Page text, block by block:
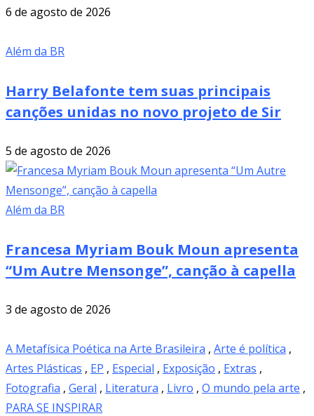
6 de agosto de 2026
Além da BR
Harry Belafonte tem suas principais
canções unidas no novo projeto de Sir
5 de agosto de 2026
Além da BR
Francesa Myriam Bouk Moun apresenta
“Um Autre Mensonge”, canção à capella
3 de agosto de 2026
A Metafísica Poética na Arte Brasileira , Arte é política ,
Artes Plásticas , EP , Especial , Exposição , Extras ,
Fotografia , Geral , Literatura , Livro , O mundo pela arte ,
PARA SE INSPIRAR